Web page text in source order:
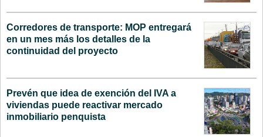
Corredores de transporte: MOP entregará
en un mes más los detalles de la
continuidad del proyecto
Prevén que idea de exención del IVA a
viviendas puede reactivar mercado
inmobiliario penquista